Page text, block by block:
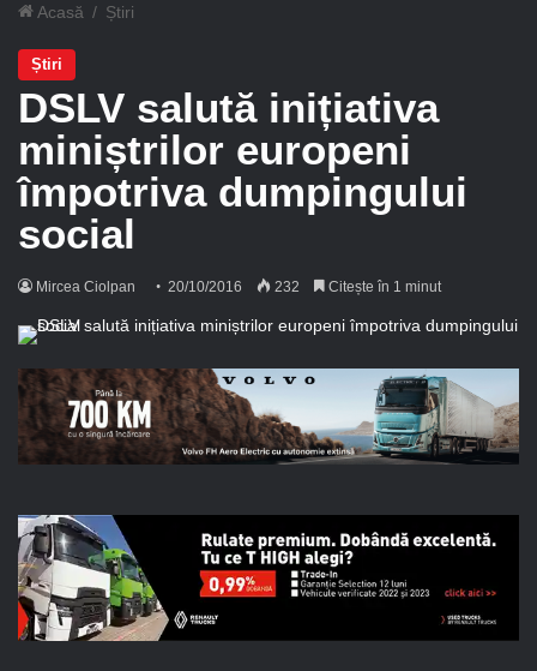
Acasă / Știri
Știri
DSLV salută inițiativa
miniștrilor europeni
împotriva dumpingului
social
Mircea Ciolpan 20/10/2016 232 Citește în 1 minut